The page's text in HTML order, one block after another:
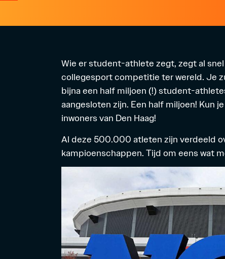
Wie er student-athlete zegt, zegt al
collegesport competitie ter wereld. Je
bijna een half miljoen (!) student-
aangesloten zijn. Een half miljoen! Kun
inwoners van Den Haag!
Al deze 500.000 atleten zijn verdeeld
kampioenschappen. Tijd om eens wat